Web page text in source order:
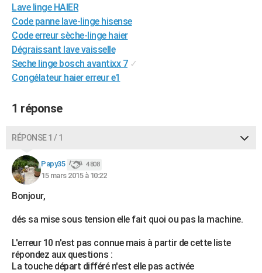
Art de vivre
Bien-être
Loisirs
Mode
Modes de vie
SANTE
Alimentation
Guide de la santé
Maladies
Médicaments
Sommeil
VOYAGE
Destinations
City break
Voyage nature
Voyage de noces
Forum
Climat
+PHOTO
GUIDES D'ACHAT
BONS PLANS
Dictionnaire
Biographies
Citations
Expressions
Proverbes
PROGRAMME TV
COPAINS D'AVANT
S'inscrire
Se connecter
Lycées
Collèges
Primaires
Universités
Entreprises
Service militaire
Avis de recherche
AVIS DE DÉCÈS
FORUM
Bricolage
Lifestyle
Culture
Sport
Auto
Television
Voyage
Cinema
Lave linge HAIER
Code panne lave-linge hisense
Code erreur sèche-linge haier
Dégraissant lave vaisselle
Seche linge bosch avantixx 7 ✓
Congélateur haier erreur e1
1 réponse
RÉPONSE 1 / 1
Papy35 4 808
15 mars 2015 à 10:22
Bonjour,
dés sa mise sous tension elle fait quoi ou pas la machine.
L'erreur 10 n'est pas connue mais à partir de cette liste
répondez aux questions :
La touche départ différé n'est elle pas activée